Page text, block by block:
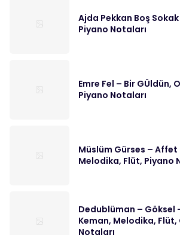
Ajda Pekkan Boş
Piyano Notaları
Emre Fel – Bir GÜldün,
Piyano Notaları
Müslüm Gürses – Affet
Melodika, Flüt, Piyano
Dedublüman – Göksel
Keman, Melodika, Flüt,
Notaları